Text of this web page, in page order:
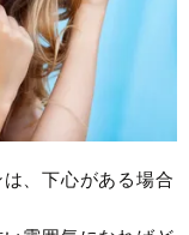
、下心がある場合